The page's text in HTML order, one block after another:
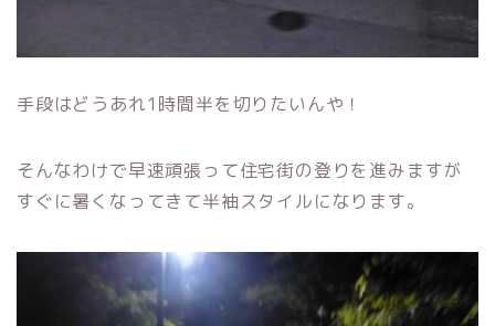
手段はどうあれ1時間半を切りたいんや！
そんなわけで早速頑張って住宅街の登りを進みますが
すぐに暑くなってきて半袖スタイルになります。